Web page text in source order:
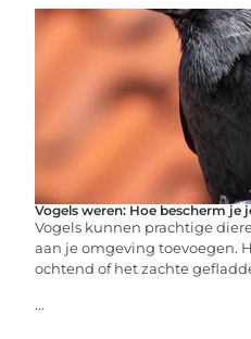
Vogels weren: Hoe bescherm je
Vogels kunnen prachtige
aan je omgeving toevoegen.
ochtend of het zachte
...